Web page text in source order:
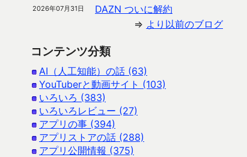
2026年07月31日
DAZN ついに解約
⇒ より以前のブログ
コンテンツ分類
AI（人工知能）の話 (63)
YouTuberと動画サイト (103)
いろいろ (383)
いろいろレビュー (27)
アプリの事 (394)
アプリストアの話 (288)
アプリ公開情報 (375)